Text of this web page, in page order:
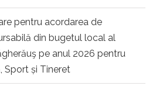
pentru acordarea de
din bugetul local al
pe anul 2026 pentru
Sport și Tineret